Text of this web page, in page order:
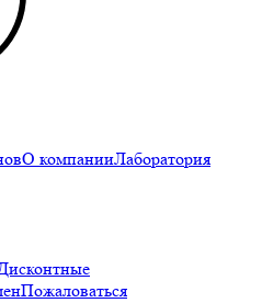
О компанииЛаборатория
Пожаловаться